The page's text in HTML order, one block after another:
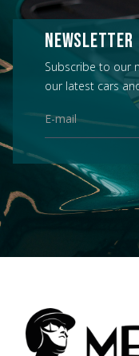
NEWSLETTER
Subscribe to our
our latest cars